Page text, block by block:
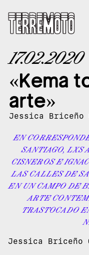
17.02.2020
«Kema
arte»
Jessica Briceño
EN
SANTIAGO, LXS
CISNEROS E
LAS CALLES DE
EN UN CAMPO DE
ARTE
TRASTOCADO
Jessica Briceño